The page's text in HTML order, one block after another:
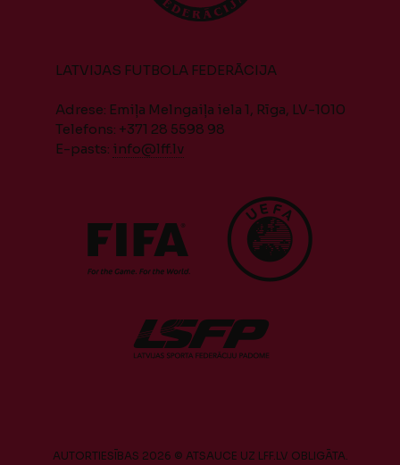
LATVIJAS FUTBOLA FEDERĀCIJA
Adrese: Emiļa Melngaiļa iela 1, Rīga, LV-1010
Telefons: +371 28 5598 98
E-pasts: info@lff.lv
AUTORTIESĪBAS 2026 © ATSAUCE UZ LFF.LV OBLIGĀTA.